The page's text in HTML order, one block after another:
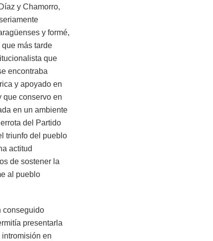
y Chamorro,
y formé,
más tarde
que
encontraba
y apoyado en
que conservo en
en un ambiente
del Partido
triunfo del pueblo
actitud
de sostener la
al pueblo
conseguido
presentarla
en